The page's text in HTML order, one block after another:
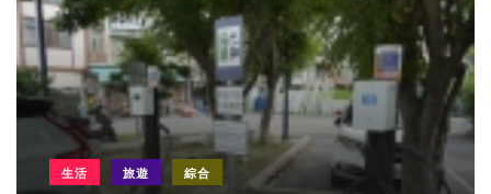
生活 旅遊 綜合